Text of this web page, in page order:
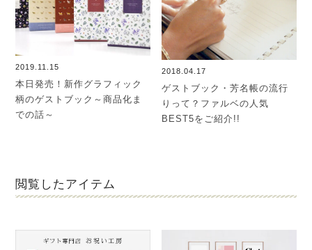
2019.11.15
本日発売！新作グラフィック
柄のゲストブック～商品化ま
での話～
2018.04.17
ゲストブック・芳名帳の流行
りって？ファルベの人気
BEST5をご紹介!!
閲覧したアイテム